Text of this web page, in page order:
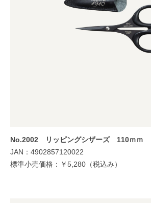
No.2002 リッピングシザーズ 110ｍｍ
JAN：4902857120022
標準小売価格：￥5,280（税込み）